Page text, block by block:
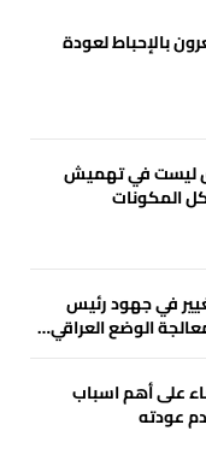
بالإحباط لعودة
ليست في تهميش
المكونات
في جهود رئيس
الوضع العراقي…
على أهم اسباب
عودته